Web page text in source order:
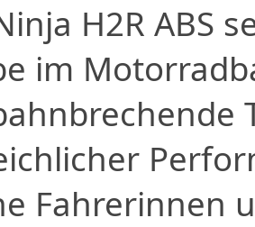
H2R ABS
im
Fahrerinnen